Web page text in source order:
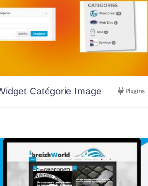
Catégorie Image Plugins